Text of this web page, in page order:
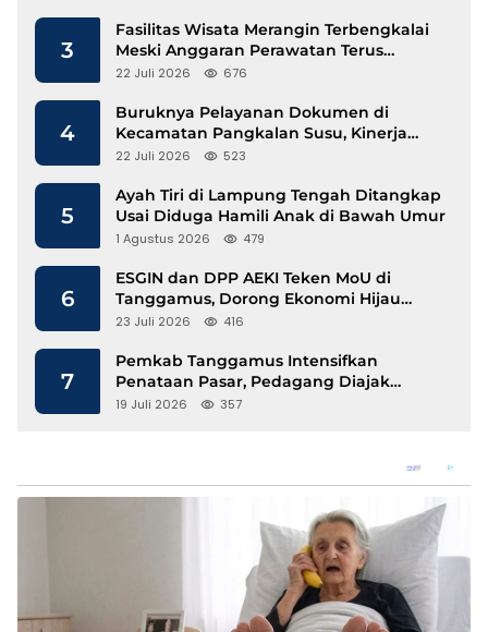
3
Fasilitas Wisata Merangin Terbengkalai
Meski Anggaran Perawatan Terus
Mengalir
22 Juli 2026 676
4
Buruknya Pelayanan Dokumen di
Kecamatan Pangkalan Susu, Kinerja
Disdukcapil Langkat Disorot
22 Juli 2026 523
5
Ayah Tiri di Lampung Tengah Ditangkap
Usai Diduga Hamili Anak di Bawah Umur
1 Agustus 2026 479
6
ESGIN dan DPP AEKI Teken MoU di
Tanggamus, Dorong Ekonomi Hijau
Berbasis Kopi dan Perdagangan Karbon
23 Juli 2026 416
7
Pemkab Tanggamus Intensifkan
Penataan Pasar, Pedagang Diajak
Tempati Pasar Modern Talang Padang
19 Juli 2026 357